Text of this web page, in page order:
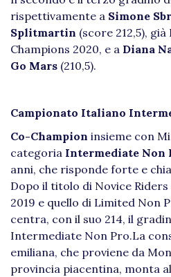
rispettivamente a Simone
Splitmartin (score 212,5),
Champions 2020, e a Diana
Go Mars (210,5).
Campionato Italiano
Co-Champion insieme con
categoria Intermediate Non
anni, che risponde forte e
Dopo il titolo di Novice
2019 e quello di Limited Non
centra, con il suo 214, il
Intermediate Non Pro.La
emiliana, che proviene da
provincia piacentina, monta